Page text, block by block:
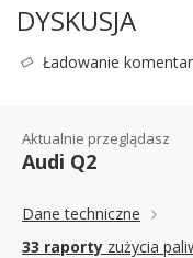
DYSKUSJA
Ładowanie
Aktualnie przeglądasz
Audi Q2
Dane techniczne
33 raporty zużycia